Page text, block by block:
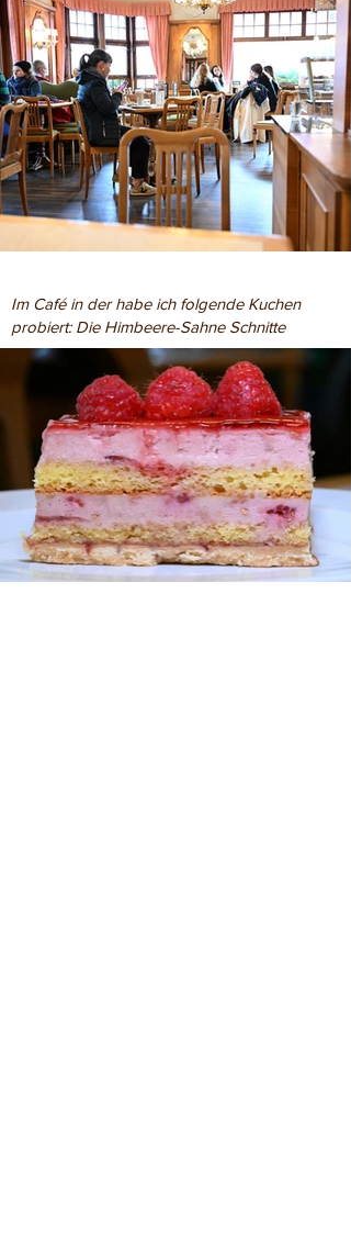
Im Café in der habe ich folgende Kuchen
probiert: Die Himbeere-Sahne Schnitte